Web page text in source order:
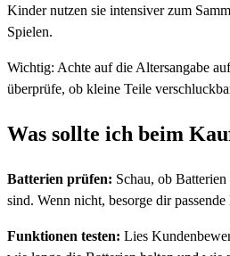
Kinder nutzen sie intensiver zum
Spielen.
Wichtig: Achte auf die Altersangabe
überprüfe, ob kleine Teile
Was sollte ich beim
Batterien prüfen: Schau, ob
sind. Wenn nicht, besorge dir
Funktionen testen: Lies